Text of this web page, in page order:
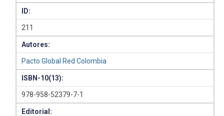
ID:
211
Autores:
Pacto Global Red Colombia
ISBN-10(13):
978-958-52379-7-1
Editorial: